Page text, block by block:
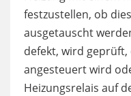
festzustellen, ob
ausgetauscht
defekt, wird
angesteuert wird
Heizungsrelais auf